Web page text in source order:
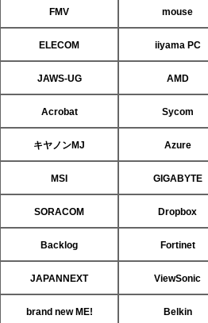
FMV mouse
ELECOM iiyama PC
JAWS-UG AMD
Acrobat Sycom
キヤノンMJ Azure
MSI GIGABYTE
SORACOM Dropbox
Backlog Fortinet
JAPANNEXT ViewSonic
brand new ME! Belkin